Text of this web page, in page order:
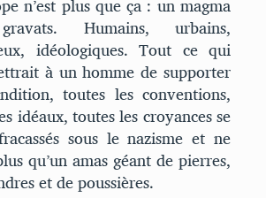
Humains, urbains,
idéologiques. Tout ce qui
à un homme de supporter
toutes les conventions,
idéaux, toutes les croyances se
sous le nazisme et ne
qu’un amas géant de pierres,
et de poussières.